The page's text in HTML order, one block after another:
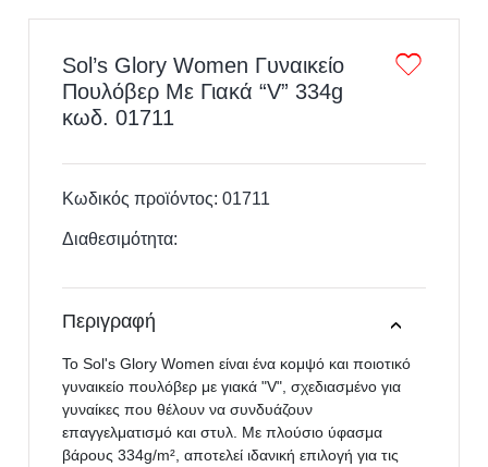
Sol’s Glory Women Γυναικείο
Πουλόβερ Με Γιακά “V” 334g
κωδ. 01711
Κωδικός προϊόντος:01711
Διαθεσιμότητα:
Περιγραφή
Το Sol's Glory Women είναι ένα κομψό και ποιοτικό
γυναικείο πουλόβερ με γιακά "V", σχεδιασμένο για
γυναίκες που θέλουν να συνδυάζουν
επαγγελματισμό και στυλ. Με πλούσιο ύφασμα
βάρους 334g/m², αποτελεί ιδανική επιλογή για τις